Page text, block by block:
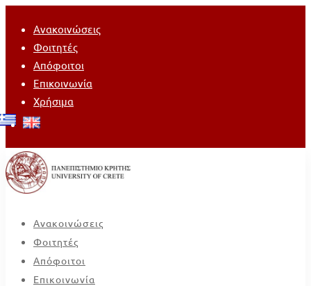
Ανακοινώσεις
Φοιτητές
Απόφοιτοι
Επικοινωνία
Χρήσιμα
Ανακοινώσεις
Φοιτητές
Απόφοιτοι
Επικοινωνία